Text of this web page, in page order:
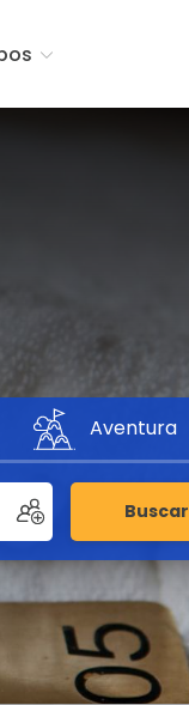
Aventura
Buscar